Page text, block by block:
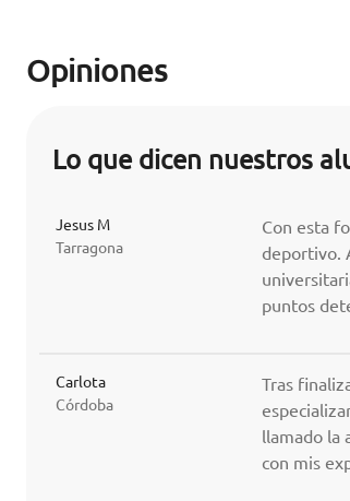
Opiniones
Lo que dicen nuestros
Jesus M
Tarragona
Con esta
deportivo.
puntos
Carlota
Córdoba
Tras
llamado la
con mis